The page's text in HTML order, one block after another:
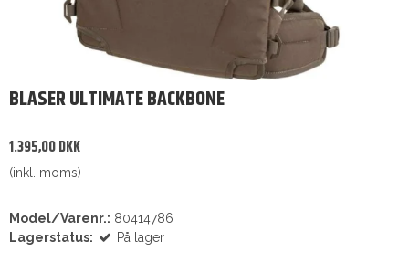
BLASER ULTIMATE BACKBONE
1.395,00 DKK
(inkl. moms)
Model/Varenr.: 80414786
Lagerstatus:
På lager